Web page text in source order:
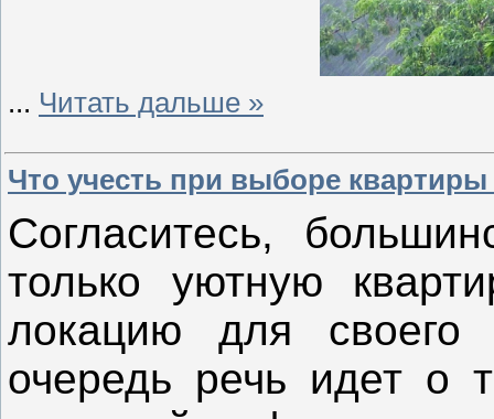
... Читать дальше »
Что учесть при выборе
Согласитесь,
только уютную
локацию для
очередь речь идет о